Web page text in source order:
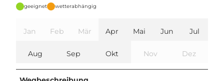
geeignet wetterabhängig
Jan Feb Mär Apr Mai Jun Jul
Aug Sep Okt Nov Dez